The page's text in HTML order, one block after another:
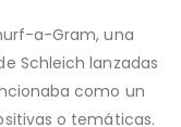
a-Gram, una
Schleich lanzadas
como un
o temáticas.